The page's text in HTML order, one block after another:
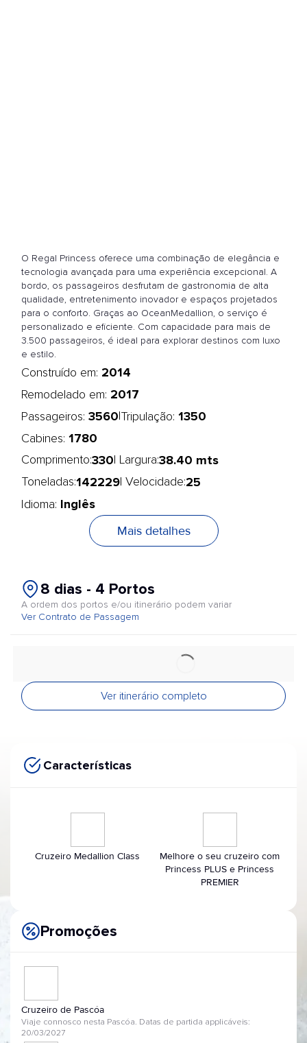
O Regal Princess oferece uma combinação de elegância e
tecnologia avançada para uma experiência excepcional. A
bordo, os passageiros desfrutam de gastronomia de alta
qualidade, entretenimento inovador e espaços projetados
para o conforto. Graças ao OceanMedallion, o serviço é
personalizado e eficiente. Com capacidade para mais de
3.500 passageiros, é ideal para explorar destinos com luxo
e estilo.
Construído em: 2014
Remodelado em: 2017
Passageiros: 3560 Tripulação: 1350
Cabines: 1780
Comprimento:330 | Largura:38.40 mts
Toneladas:142229 | Velocidade:25
Idioma: Inglês
Mais detalhes
8 dias - 4 Portos
A ordem dos portos e/ou itinerário podem variar
Ver Contrato de Passagem
Ver itinerário completo
Características
Cruzeiro Medallion Class
Melhore o seu cruzeiro com
Princess PLUS e Princess
PREMIER
Promoções
Cruzeiro de Pascóa
Viaje connosco nesta Pascóa. Datas de partida applicáveis:
20/03/2027